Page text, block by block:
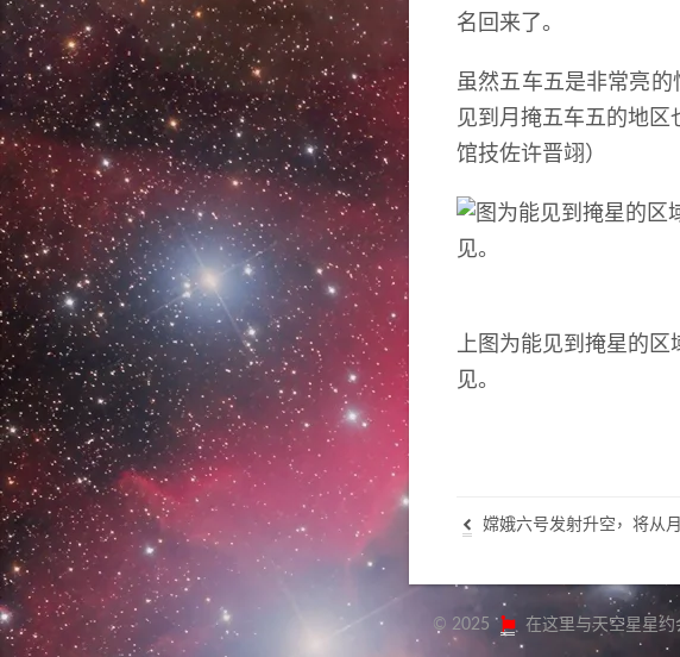
名回来了。
虽然五车五是非常亮的
见到月掩五车五的地区
馆技佐许晋翊 ）
上图为能见到掩星的区
见。
嫦娥六号发射升空， 将从
© 2025 在这里与天空星星约